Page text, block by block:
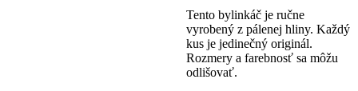
Tento bylinkáč je ručne
vyrobený z pálenej hliny. Každý
kus je jedinečný originál.
Rozmery a farebnosť sa môžu
odlišovať.